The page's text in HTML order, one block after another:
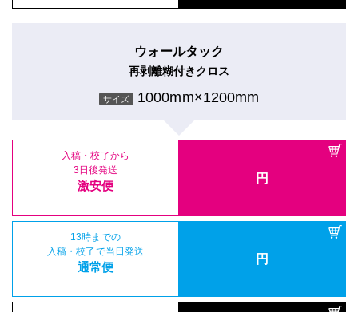
ウォールタック
再剥離糊付きクロス
サイズ 1000mm×1200mm
入稿・校了から
3日後発送
激安便
円
13時までの
入稿・校了で当日発送
通常便
円